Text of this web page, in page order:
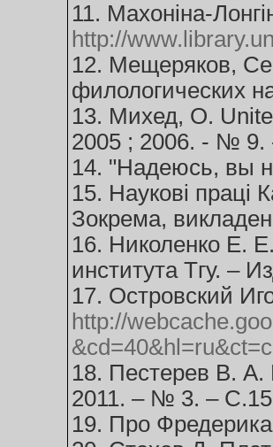
11. Махоніна-
http://
12. Мещеряков,
филологических
13. Михед, О.
2005 ; 2006. - № 9.
14. "Надеюсь, вы
15. Наукові праці
Зокрема,
16. Николенко Е.
института Тгу. –
17. Островский
http://
18. Пестерев В. А.
2011. – № 3. –
19. Про